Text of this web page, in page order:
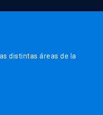
distintas áreas de la